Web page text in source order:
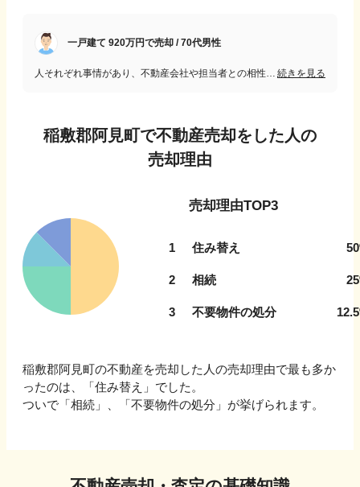
一戸建て 920万円で売却 / 70代男性
人それぞれ事情があり、不動産会社や担当者との相性もあると思いますので、どの不動産が一番良いとは言えませんが、首都圏でなければ、地元に強い会社がいいと思います。 続きを見る
稲敷郡阿見町で不動産売却をした人の
売却理由
売却理由TOP3
1 住み替え 50
2 相続 25
3 不要物件の処分 12.5
稲敷郡阿見町の不動産を売却した人の売却理由で最も多か
ったのは、「住み替え 」でした。
ついで 「相続」、「不要物件の処分」 が挙げられます。